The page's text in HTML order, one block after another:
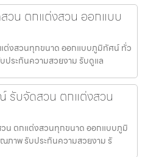
วน ตกแต่งสวน ออกแบบ
ต่งสวนทุกขนาด ออกแบบภูมิทัศน์ ทั่ว
ประกันความสวยงาม รับดูแล
รับจัดสวน ตกแต่งสวน
น ตกแต่งสวนทุกขนาด ออกแบบภูมิ
ภาพ รับประกันความสวยงาม รั